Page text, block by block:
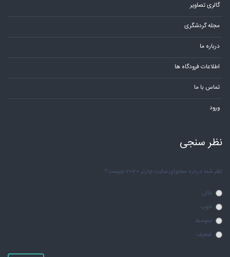
گالری تصاویر
مجله گردشگری
درباره ما
اطلاعات فرودگاه ها
تماس با ما
ورود
نظر سنجی
نظر شما درباره محتوای سایت چارتر 2020 چیست؟
عالی
خوب
متوسط
ضعیف